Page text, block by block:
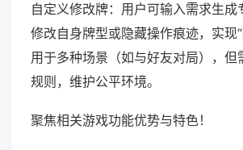
自定义修改牌：用户可输入需求生成
修改自身牌型或隐藏操作痕迹，实现
用于多种场景（如与好友对局），但
规则，维护公平环境。
聚焦相关游戏功能优势与特色！